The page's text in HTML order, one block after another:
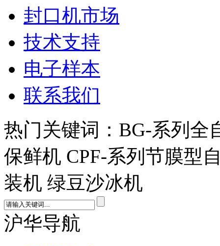
封口机市场
技术支持
电子样本
联系我们
热门关键词：BG-系列全
保鲜机 CPF-系列节膜型
装机 绿豆沙冰机
沪华导航